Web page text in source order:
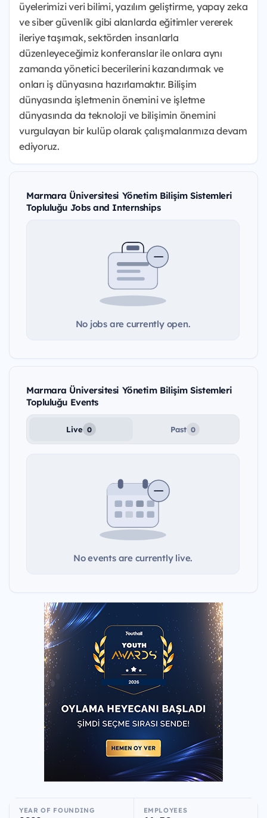
üyelerimizi veri bilimi, yazılım geliştirme, yapay zeka
ve siber güvenlik gibi alanlarda eğitimler vererek
ileriye taşımak, sektörden insanlarla
düzenleyeceğimiz konferanslar ile onlara aynı
zamanda yönetici becerilerini kazandırmak ve
onları iş dünyasına hazırlamaktır. Bilişim
dünyasında işletmenin önemini ve işletme
dünyasında da teknoloji ve bilişimin önemini
vurgulayan bir kulüp olarak çalışmalarımıza devam
ediyoruz.
Marmara Üniversitesi Yönetim Bilişim Sistemleri
Topluluğu Jobs and Internships
No jobs are currently open.
Marmara Üniversitesi Yönetim Bilişim Sistemleri
Topluluğu Events
Live 0 Past 0
No events are currently live.
YEAR OF FOUNDING EMPLOYEES